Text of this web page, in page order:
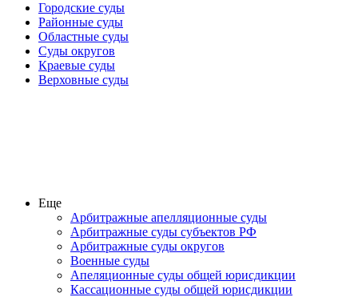
Городские суды
Районные суды
Областные суды
Суды округов
Краевые суды
Верховные суды
Еще
Арбитражные апелляционные суды
Арбитражные суды субъектов РФ
Арбитражные суды округов
Военные суды
Апеляционные суды общей юрисдикции
Кассационные суды общей юрисдикции